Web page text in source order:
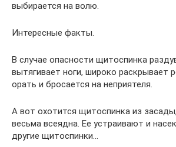
выбирается на волю.
Интересные факты.
В случае опасности щитоспинка
вытягивает ноги, широко раскрывает
орать и бросается на неприятеля.
А вот охотится щитоспинка из
весьма всеядна. Ее устраивают и
другие щитоспинки…